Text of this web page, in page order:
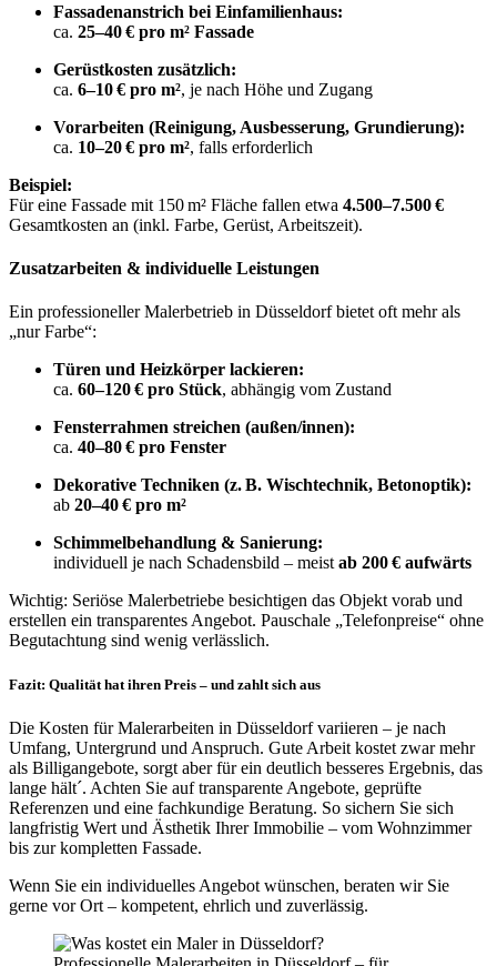
Fassadenanstrich bei Einfamilienhaus:
ca. 25–40 € pro m² Fassade
Gerüstkosten zusätzlich:
ca. 6–10 € pro m², je nach Höhe und Zugang
Vorarbeiten (Reinigung, Ausbesserung, Grundierung):
ca. 10–20 € pro m², falls erforderlich
Beispiel:
Für eine Fassade mit 150 m² Fläche fallen etwa 4.500–7.500 €
Gesamtkosten an (inkl. Farbe, Gerüst, Arbeitszeit).
Zusatzarbeiten & individuelle Leistungen
Ein professioneller Malerbetrieb in Düsseldorf bietet oft mehr als
„nur Farbe“:
Türen und Heizkörper lackieren:
ca. 60–120 € pro Stück, abhängig vom Zustand
Fensterrahmen streichen (außen/innen):
ca. 40–80 € pro Fenster
Dekorative Techniken (z. B. Wischtechnik, Betonoptik):
ab 20–40 € pro m²
Schimmelbehandlung & Sanierung:
individuell je nach Schadensbild – meist ab 200 € aufwärts
Wichtig: Seriöse Malerbetriebe besichtigen das Objekt vorab und
erstellen ein transparentes Angebot. Pauschale „Telefonpreise“ ohne
Begutachtung sind wenig verlässlich.
Fazit: Qualität hat ihren Preis – und zahlt sich aus
Die Kosten für Malerarbeiten in Düsseldorf variieren – je nach
Umfang, Untergrund und Anspruch. Gute Arbeit kostet zwar mehr
als Billigangebote, sorgt aber für ein deutlich besseres Ergebnis, das
lange hält´. Achten Sie auf transparente Angebote, geprüfte
Referenzen und eine fachkundige Beratung. So sichern Sie sich
langfristig Wert und Ästhetik Ihrer Immobilie – vom Wohnzimmer
bis zur kompletten Fassade.
Wenn Sie ein individuelles Angebot wünschen, beraten wir Sie
gerne vor Ort – kompetent, ehrlich und zuverlässig.